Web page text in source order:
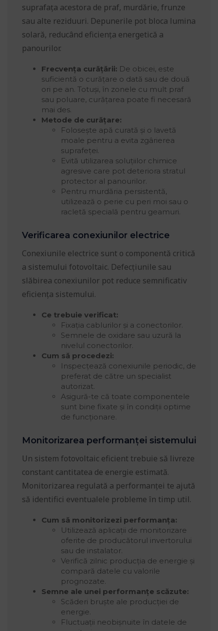
suprafața acestora de praf, murdărie, frunze
sau alte reziduuri. Depunerile pot bloca lumina
solară, reducând eficiența energetică a
panourilor.
Frecvența curățării: De obicei, este
suficientă o curățare o dată sau de două
ori pe an. Totuși, în zonele cu mult praf
sau poluare, curățarea poate fi necesară
mai des.
Metode de curățare:
Folosește apă curată și o lavetă
moale pentru a evita zgârierea
suprafeței.
Evită utilizarea soluțiilor chimice
agresive care pot deteriora stratul
protector al panourilor.
Pentru murdăria persistentă,
utilizează o perie cu peri moi sau o
racletă specială pentru geamuri.
Verificarea conexiunilor electrice
Conexiunile electrice sunt o componentă critică
a sistemului fotovoltaic. Defecțiunile sau
slăbirea conexiunilor pot reduce semnificativ
eficiența sistemului.
Ce trebuie verificat:
Fixația cablurilor și a conectorilor.
Semnele de oxidare sau uzură la
nivelul conectorilor.
Cum să procedezi:
Inspecțează conexiunile periodic, de
preferat de către un specialist
autorizat.
Asigură-te că toate componentele
sunt bine fixate și în condiții optime
de funcționare.
Monitorizarea performanței sistemului
Un sistem fotovoltaic eficient trebuie să livreze
constant cantitatea de energie estimată.
Monitorizarea regulată a performanței te ajută
să identifici eventualele probleme în timp util.
Cum să monitorizezi performanța:
Utilizează aplicații de monitorizare
oferite de producătorul invertorului
sau de instalator.
Verifică zilnic producția de energie și
compară datele cu valorile
prognozate.
Semne ale unei performanțe scăzute:
Scăderi bruște ale producției de
energie.
Fluctuații neobișnuite în datele de